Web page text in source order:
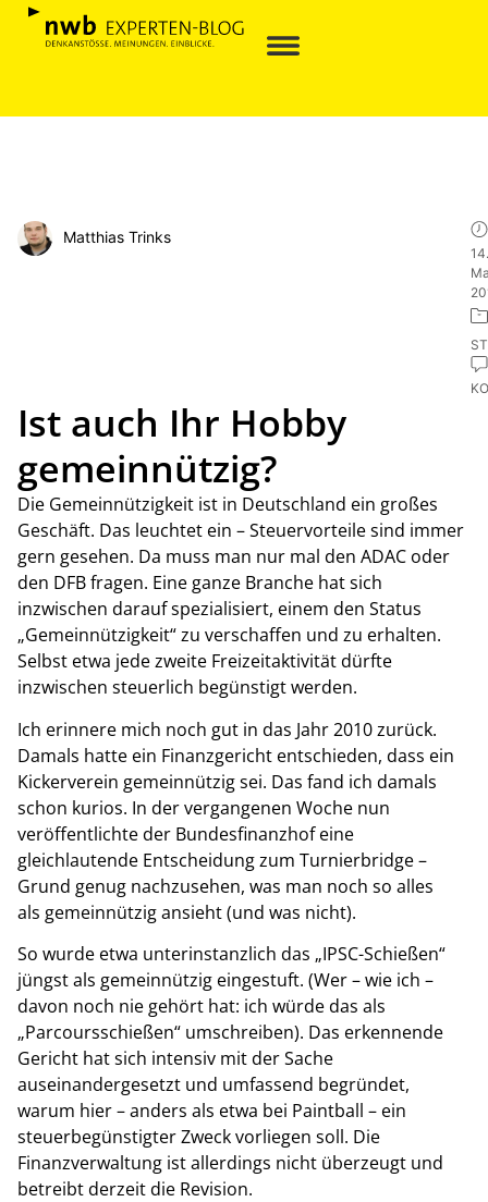
Matthias Trinks
14.
Ist auch Ihr Hobby
gemeinnützig?
Die Gemeinnützigkeit ist in Deutschland ein großes
Geschäft. Das leuchtet ein – Steuervorteile sind immer
gern gesehen. Da muss man nur mal den ADAC oder
den DFB fragen. Eine ganze Branche hat sich
inzwischen darauf spezialisiert, einem den Status
„Gemeinnützigkeit“ zu verschaffen und zu erhalten.
Selbst etwa jede zweite Freizeitaktivität dürfte
inzwischen steuerlich begünstigt werden.
Ich erinnere mich noch gut in das Jahr 2010 zurück.
Damals hatte ein Finanzgericht entschieden, dass ein
Kickerverein gemeinnützig sei. Das fand ich damals
schon kurios. In der vergangenen Woche nun
veröffentlichte der Bundesfinanzhof eine
gleichlautende Entscheidung zum Turnierbridge –
Grund genug nachzusehen, was man noch so alles
als gemeinnützig ansieht (und was nicht).
So wurde etwa unterinstanzlich das „IPSC-Schießen“
jüngst als gemeinnützig eingestuft. (Wer – wie ich –
davon noch nie gehört hat: ich würde das als
„Parcoursschießen“ umschreiben). Das erkennende
Gericht hat sich intensiv mit der Sache
auseinandergesetzt und umfassend begründet,
warum hier – anders als etwa bei Paintball – ein
steuerbegünstigter Zweck vorliegen soll. Die
Finanzverwaltung ist allerdings nicht überzeugt und
betreibt derzeit die Revision.